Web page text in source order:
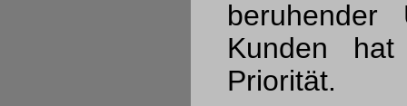
Kunden
Priorität.